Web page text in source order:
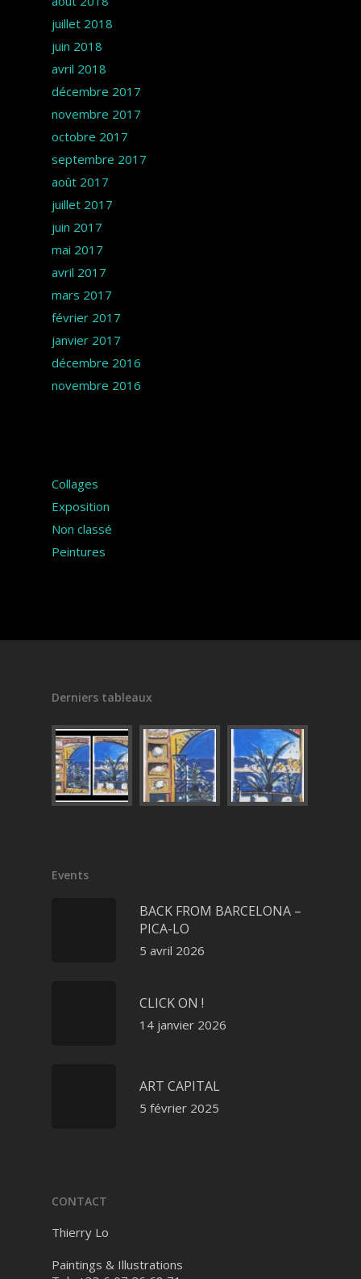
juillet 2018
juin 2018
avril 2018
décembre 2017
novembre 2017
octobre 2017
septembre 2017
août 2017
juillet 2017
juin 2017
mai 2017
avril 2017
mars 2017
février 2017
janvier 2017
décembre 2016
novembre 2016
Collages
Exposition
Non classé
Peintures
Derniers tableaux
Events
BACK FROM BARCELONA –
PICA-LO
5 avril 2026
CLICK ON !
14 janvier 2026
ART CAPITAL
5 février 2025
CONTACT
Thierry Lo
Paintings & Illustrations